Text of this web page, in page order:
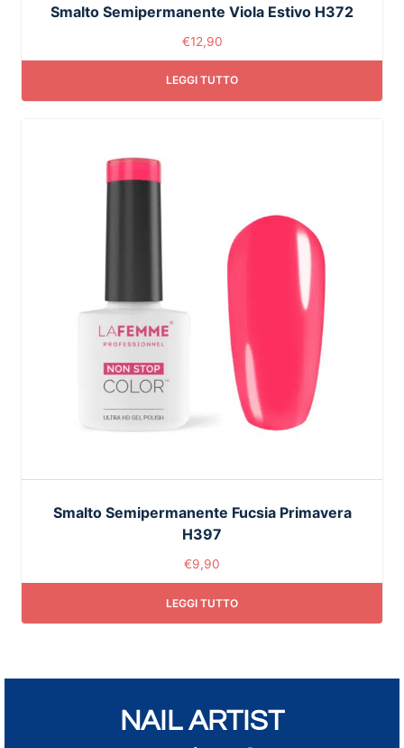
Smalto Semipermanente Viola Estivo H372
€12,90
LEGGI TUTTO
Smalto Semipermanente Fucsia Primavera
H397
€9,90
LEGGI TUTTO
NAIL ARTIST